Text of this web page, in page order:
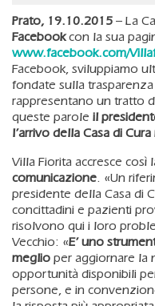
Prato, 19.10.2015 – La
Facebookcon la sua
www.facebook.com/
Facebook, sviluppiamo
fondate sulla
rappresentano un tratto
queste parole il
l’arrivo della Casa di
Villa Fiorita accresce così
comunicazione. «Un
presidente della Casa di
concittadini e pazienti
risolvono qui i loro
Vecchio: «E’ uno
meglio per aggiornare la
opportunità disponibili
persone, e in